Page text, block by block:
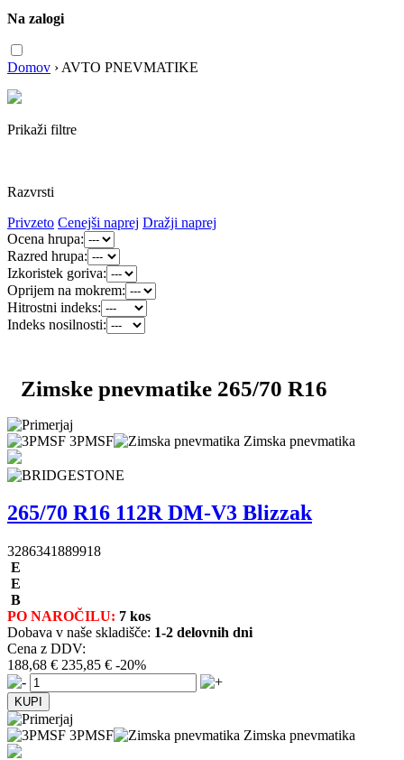
Na zalogi
Domov › AVTO PNEVMATIKE
Prikaži filtre
Razvrsti
Privzeto Cenejši naprej Dražji naprej
Ocena hrupa:
Razred hrupa:
Izkoristek goriva:
Oprijem na mokrem:
Hitrostni indeks:
Indeks nosilnosti:
Zimske pnevmatike 265/70 R16
3PMSF Zimska pnevmatika
265/70 R16 112R DM-V3 Blizzak
3286341889918
E
E
B
PO NAROČILU: 7 kos
Dobava v naše skladišče: 1-2 delovnih dni
Cena z DDV:
188,68 € 235,85 € -20%
3PMSF Zimska pnevmatika